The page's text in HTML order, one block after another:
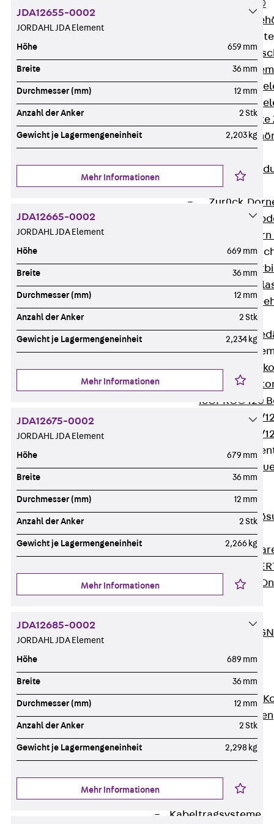
RAPIDOBAT®
Schalrohre
Zurück
Zurück
Dorne
Zurück
Querkraftdorn
Zurück
Wärmedämmung
Zurück
Zurück
ISOPRO®
ISOPRO® 120
ISOPRO® 80/
ISOPRO® 80/
Zurück
ISOMUR®
Digitale Lösungen
Digitale
Software
Zurück
JORDAHL®
JORDAHL® JVB
FERBOX®-
Services
Beratung, Planung,
Individuelle Lösungen
Ausbau
Produkte
Zurück Produkte
Kabeltragsysteme
JDA12655-0002
JORDAHL JDA Element
Höhe 659 mm
Breite 36 mm
Durchmesser (mm) 12 mm
Anzahl der Anker 2 Stk
Gewicht je Lagermengeneinheit 2,203 kg
Mehr Informationen
JDA12665-0002
JORDAHL JDA Element
Höhe 669 mm
Breite 36 mm
Durchmesser (mm) 12 mm
Anzahl der Anker 2 Stk
Gewicht je Lagermengeneinheit 2,234 kg
Mehr Informationen
JDA12675-0002
JORDAHL JDA Element
Höhe 679 mm
Breite 36 mm
Durchmesser (mm) 12 mm
Anzahl der Anker 2 Stk
Gewicht je Lagermengeneinheit 2,266 kg
Mehr Informationen
JDA12685-0002
JORDAHL JDA Element
Höhe 689 mm
Breite 36 mm
Durchmesser (mm) 12 mm
Anzahl der Anker 2 Stk
Gewicht je Lagermengeneinheit 2,298 kg
Mehr Informationen